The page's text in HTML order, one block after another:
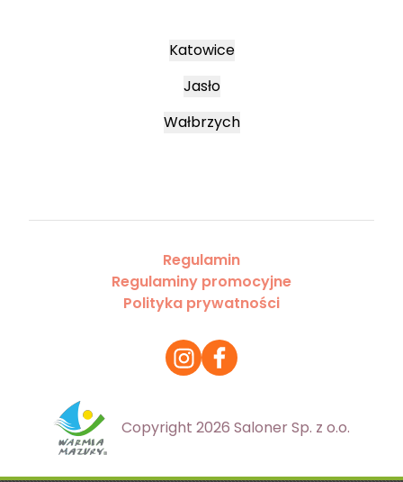
Katowice
Jasło
Wałbrzych
Regulamin
Regulaminy promocyjne
Polityka prywatności
Copyright 2026 Saloner Sp. z o.o.